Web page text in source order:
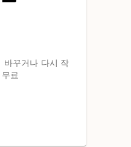
바꾸거나 다시 작
료